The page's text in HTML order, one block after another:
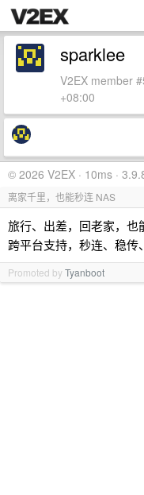
sparklee
V2EX member
+08:00
© 2026 V2EX · 10ms ·
离家千里，也能秒连 NAS
旅行、出差，回老家，也
跨平台支持，秒连、稳传
Promoted byTyanboot